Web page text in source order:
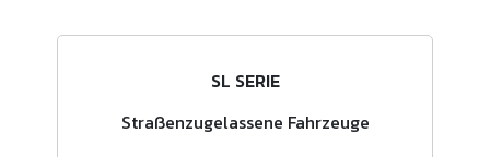
SL SERIE
Straßenzugelassene Fahrzeuge